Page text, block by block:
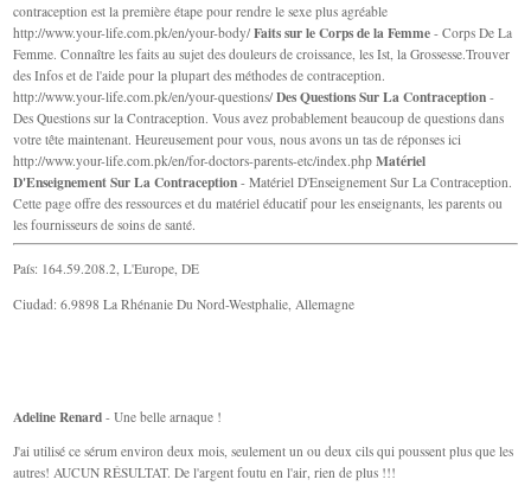
contraception est la première étape pour rendre le sexe plus agréable
http://www.your-life.com.pk/en/your-body/Faits sur le Corps de la Femme - Corps De La
Femme. Connaître les faits au sujet des douleurs de croissance, les Ist, la Grossesse.Trouver
des Infos et de l'aide pour la plupart des méthodes de contraception.
http://www.your-life.com.pk/en/your-questions/Des Questions Sur La Contraception -
Des Questions sur la Contraception. Vous avez probablement beaucoup de questions dans
votre tête maintenant. Heureusement pour vous, nous avons un tas de réponses ici
http://www.your-life.com.pk/en/for-doctors-parents-etc/index.phpMatériel
D'Enseignement Sur La Contraception - Matériel D'Enseignement Sur La Contraception.
Cette page offre des ressources et du matériel éducatif pour les enseignants, les parents ou
les fournisseurs de soins de santé.
País: 164.59.208.2, L'Europe, DE
Ciudad: 6.9898 La Rhénanie Du Nord-Westphalie, Allemagne
Adeline Renard - Une belle arnaque !
J'ai utilisé ce sérum environ deux mois, seulement un ou deux cils qui poussent plus que les
autres! AUCUN RÉSULTAT. De l'argent foutu en l'air, rien de plus !!!